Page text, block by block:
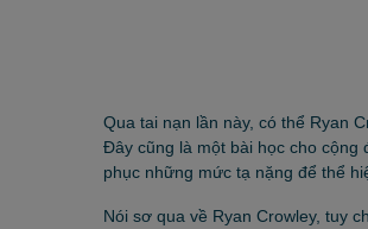
Qua tai nạn lần này, có thể Ryan
Đây cũng là một bài học cho cộng
phục những mức tạ nặng để thể
Nói sơ qua về Ryan Crowley, tuy